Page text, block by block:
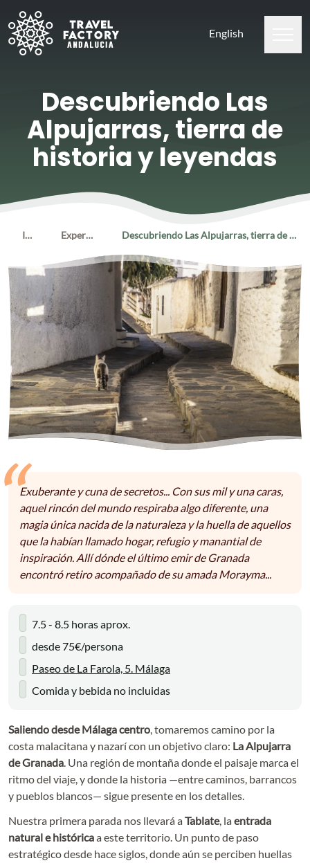
English
Descubriendo Las
Alpujarras, tierra de
historia y leyendas
Inicio Experiencias Descubriendo Las Alpujarras, tierra de historia y leyendas
Exuberante y cuna de secretos... Con sus mil y una caras,
aquel rincón del mundo respiraba algo diferente, una
magia única nacida de la naturaleza y la huella de aquellos
que la habían llamado hogar, refugio y manantial de
inspiración. Allí dónde el último emir de Granada
encontró retiro acompañado de su amada Morayma...
7.5 - 8.5 horas aprox.
desde 75€/persona
Paseo de La Farola, 5. Málaga
Comida y bebida no incluidas
Saliendo desde Málaga centro, tomaremos camino por la
costa malacitana y nazarí con un objetivo claro: La Alpujarra
de Granada. Una región de montaña donde el paisaje marca el
ritmo del viaje, y donde la historia —entre caminos, barrancos
y pueblos blancos— sigue presente en los detalles.
Nuestra primera parada nos llevará aTablate, laentrada
natural e históricaa este territorio. Un punto de paso
estratégico desde hace siglos, donde aún se perciben huellas